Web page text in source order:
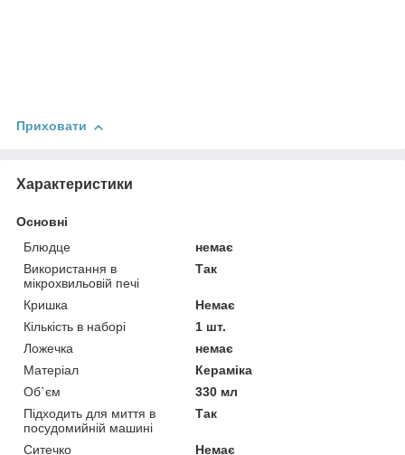
Приховати
Характеристики
Основні
Блюдце
немає
Використання в
мікрохвильовій печі
Так
Кришка
Немає
Кількість в наборі
1 шт.
Ложечка
немає
Матеріал
Кераміка
Об`єм
330 мл
Підходить для миття в
посудомийній машині
Так
Ситечко
Немає